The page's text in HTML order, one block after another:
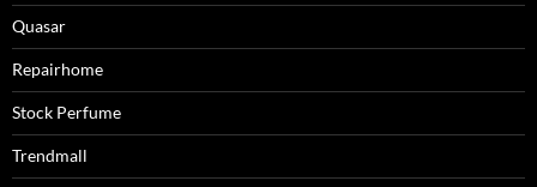
Quasar
Repairhome
Stock Perfume
Trendmall